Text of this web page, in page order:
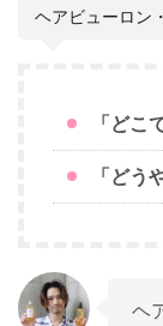
ヘアビューロン
「どこ
「どう
ヘ